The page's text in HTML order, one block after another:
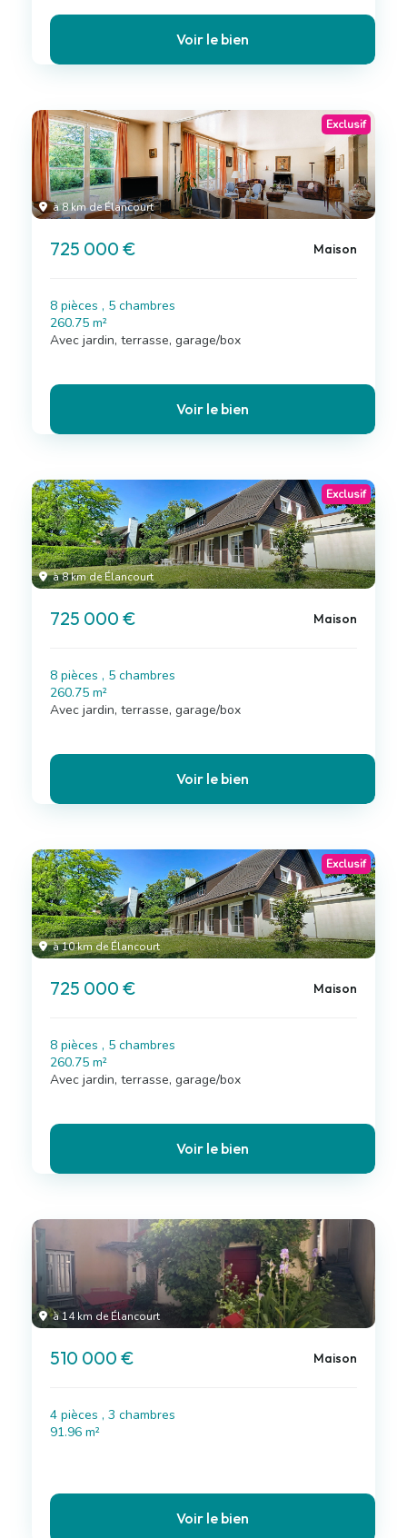
Voir le bien
à 8 km de Élancourt
Exclusif
725 000 € Maison
8 pièces , 5 chambres
260.75 m²
Avec jardin, terrasse, garage/box
Voir le bien
à 8 km de Élancourt
Exclusif
725 000 € Maison
8 pièces , 5 chambres
260.75 m²
Avec jardin, terrasse, garage/box
Voir le bien
à 10 km de Élancourt
Exclusif
725 000 € Maison
8 pièces , 5 chambres
260.75 m²
Avec jardin, terrasse, garage/box
Voir le bien
à 14 km de Élancourt
510 000 € Maison
4 pièces , 3 chambres
91.96 m²
Voir le bien